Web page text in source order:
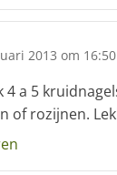
2013 om 16:50
4 a 5
of rozijnen.